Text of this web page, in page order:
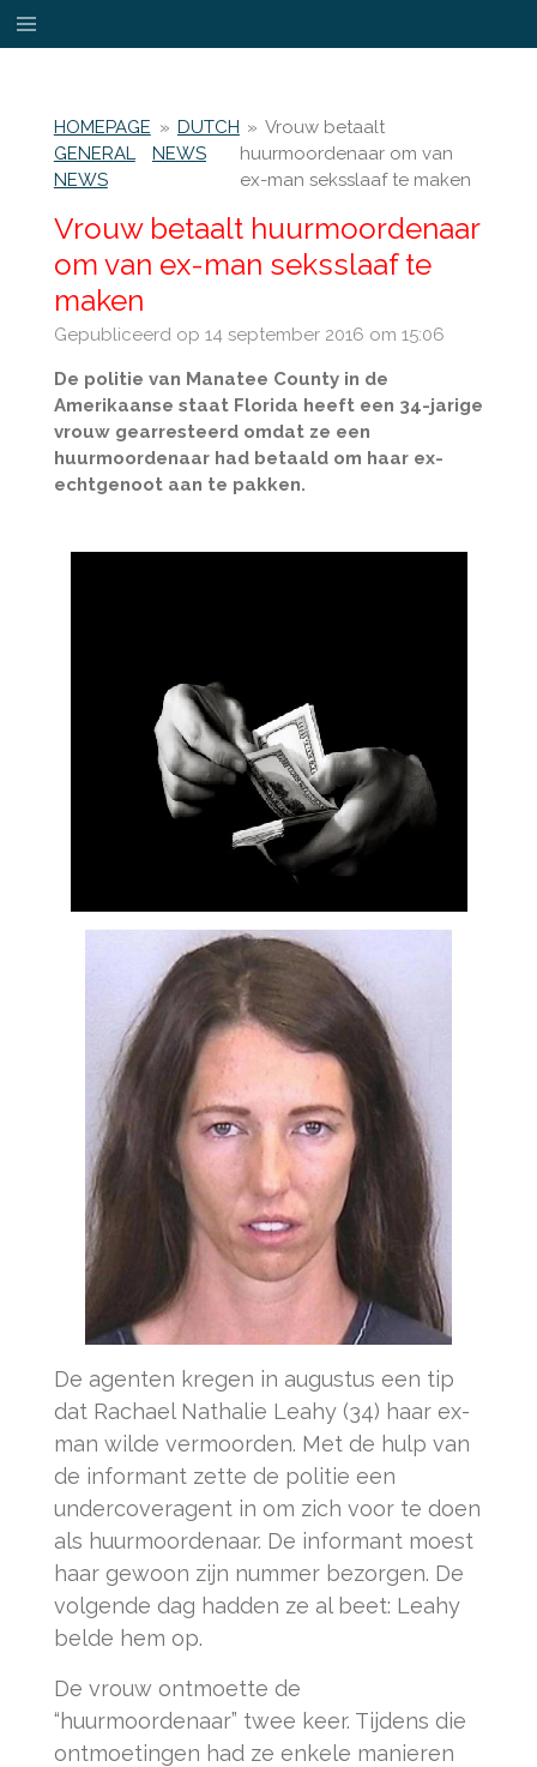
Ga
direct
hoofdinhoud
HOMEPAGE
GENERAL
NEWS
» DUTCH
NEWS
» Vrouw betaalt
huurmoordenaar om van
ex-man seksslaaf te maken
Vrouw betaalt huurmoordenaar
om van ex-man seksslaaf te
maken
Gepubliceerd op 14 september 2016 om 15:06
De politie van Manatee County in de
Amerikaanse staat Florida heeft een 34-jarige
vrouw gearresteerd omdat ze een
huurmoordenaar had betaald om haar ex-
echtgenoot aan te pakken.
De agenten kregen in augustus een tip
dat Rachael Nathalie Leahy (34) haar ex-
man wilde vermoorden. Met de hulp van
de informant zette de politie een
undercoveragent in om zich voor te doen
als huurmoordenaar. De informant moest
haar gewoon zijn nummer bezorgen. De
volgende dag hadden ze al beet: Leahy
belde hem op.
De vrouw ontmoette de
“huurmoordenaar” twee keer. Tijdens die
ontmoetingen had ze enkele manieren